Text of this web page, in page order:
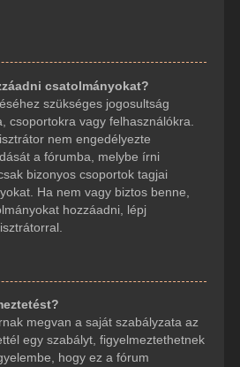
csatolmányokat?
szükséges jogosultság
csoportokra vagy felhasználókra.
nem engedélyezte
a fórumba, melybe írni
bizonyos csoportok tagjai
Ha nem vagy biztos benne,
hozzáadni, lépj
megvan a saját szabályzata az
egy szabályt, figyelmeztethetnek
hogy ez a fórum